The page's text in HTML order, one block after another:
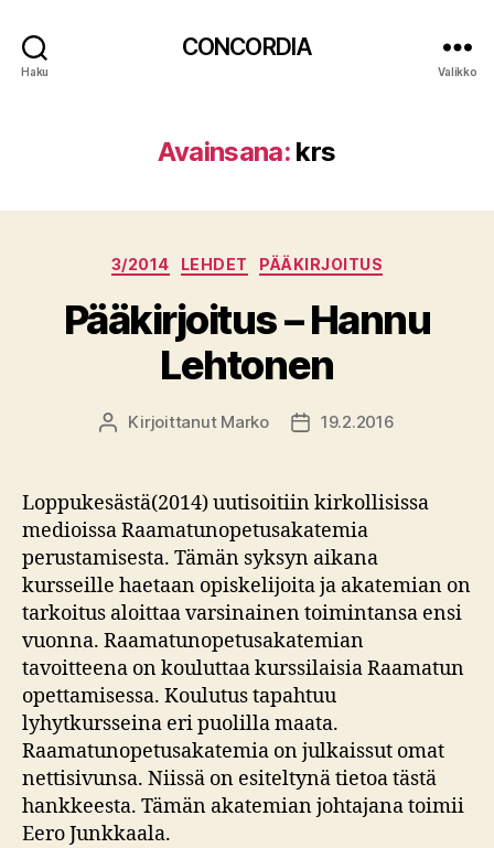
Haku
CONCORDIA
Valikko
Avainsana: krs
Kategoriat
3/2014 LEHDET PÄÄKIRJOITUS
Pääkirjoitus – Hannu
Lehtonen
Kirjoittaja
Kirjoittanut Marko Julkaisupäivämäärä
19.2.2016
Loppukesästä(2014) uutisoitiin kirkollisissa
medioissa Raamatunopetusakatemia
perustamisesta. Tämän syksyn aikana
kursseille haetaan opiskelijoita ja akatemian on
tarkoitus aloittaa varsinainen toimintansa ensi
vuonna. Raamatunopetusakatemian
tavoitteena on kouluttaa kurssilaisia Raamatun
opettamisessa. Koulutus tapahtuu
lyhytkursseina eri puolilla maata.
Raamatunopetusakatemia on julkaissut omat
nettisivunsa. Niissä on esiteltynä tietoa tästä
hankkeesta. Tämän akatemian johtajana toimii
Eero Junkkaala.